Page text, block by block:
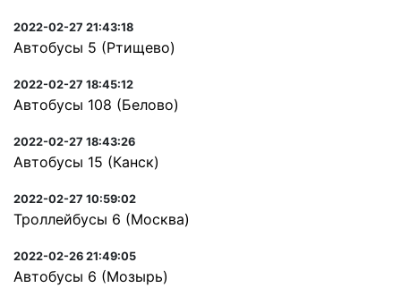
2022-02-27 21:43:18
Автобусы 5 (Ртищево)
2022-02-27 18:45:12
Автобусы 108 (Белово)
2022-02-27 18:43:26
Автобусы 15 (Канск)
2022-02-27 10:59:02
Троллейбусы 6 (Москва)
2022-02-26 21:49:05
Автобусы 6 (Мозырь)